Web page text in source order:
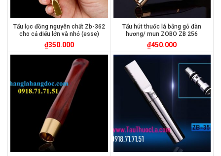
Tẩu lọc đồng nguyên chất Zb-362
cho cả điếu lớn và nhỏ (esse)
₫350.000
Tẩu hút thuốc lá bằng gỗ đàn
hương/ mun ZOBO ZB 256
₫450.000